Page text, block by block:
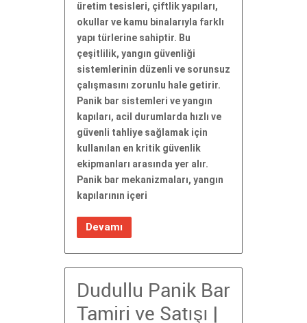
üretim tesisleri, çiftlik yapıları,
okullar ve kamu binalarıyla farklı
yapı türlerine sahiptir. Bu
çeşitlilik, yangın güvenliği
sistemlerinin düzenli ve sorunsuz
çalışmasını zorunlu hale getirir.
Panik bar sistemleri ve yangın
kapıları, acil durumlarda hızlı ve
güvenli tahliye sağlamak için
kullanılan en kritik güvenlik
ekipmanları arasında yer alır.
Panik bar mekanizmaları, yangın
kapılarının içeri
Devamı
Dudullu Panik Bar
Tamiri ve Satışı |